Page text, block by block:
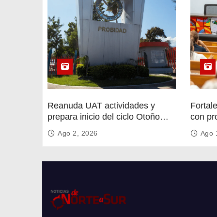
s
Reanuda UAT actividades y
prepara inicio del ciclo Otoño
2026
Ago 2, 2026
con
circular
Ago